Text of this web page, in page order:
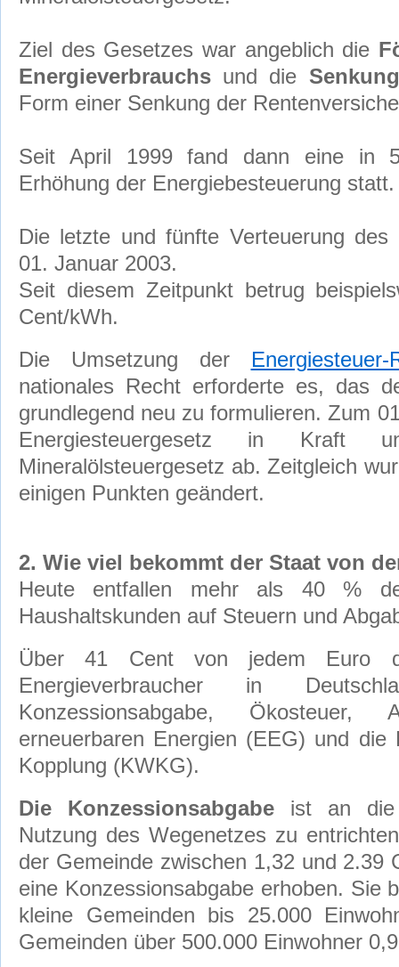
Ziel des Gesetzes war angeblich die
Energieverbrauchs und die
Form einer Senkung der
Seit April 1999 fand dann eine in 5
Erhöhung der Energiebesteuerung statt.
Die letzte und fünfte Verteuerung des
01. Januar 2003.
Seit diesem Zeitpunkt betrug
Cent/kWh.
Die Umsetzung der Energiesteuer-
nationales Recht erforderte es, das
grundlegend neu zu formulieren. Zum
Energiesteuergesetz in Kraft
Mineralölsteuergesetz ab. Zeitgleich
einigen Punkten geändert.
2. Wie viel bekommt der Staat von
Heute entfallen mehr als 40 %
Haushaltskunden auf Steuern und
Über 41 Cent von jedem Euro
Energieverbraucher in
Konzessionsabgabe,
erneuerbaren Energien (EEG) und die
Kopplung (KWKG).
Die Konzessionsabgabe ist an die
Nutzung des Wegenetzes zu
der Gemeinde zwischen 1,32 und 2.39
eine Konzessionsabgabe erhoben. Sie
kleine Gemeinden bis 25.000
Gemeinden über 500.000 Einwohner